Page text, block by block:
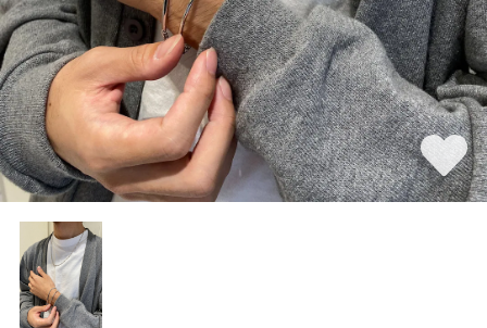
カラー
誕生石
モチーフ
石の色
ファッションテイス
ト